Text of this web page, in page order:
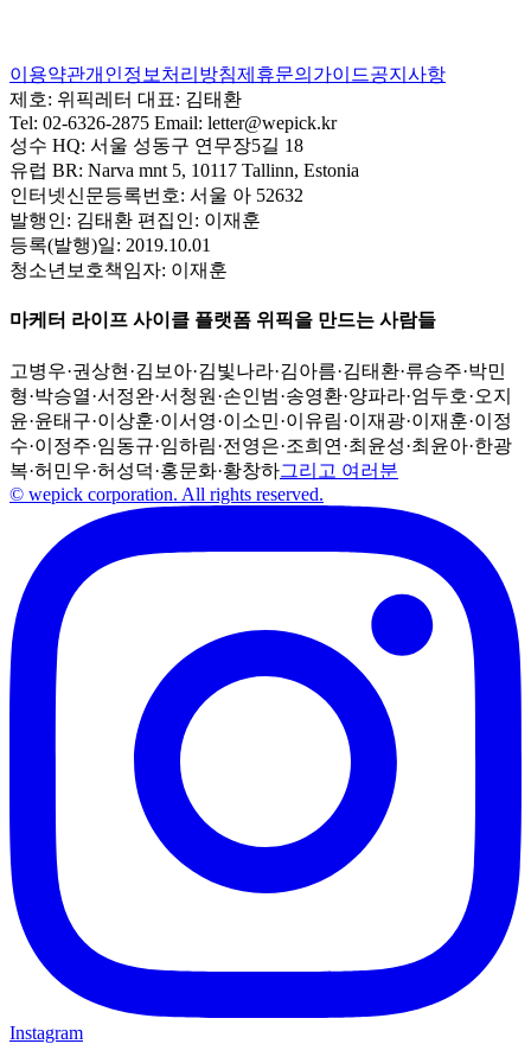
이용약관개인정보처리방침제휴문의 가이드공지사항
제호: 위픽레터 대표: 김태환
Tel: 02-6326-2875 Email: letter@wepick.kr
성수 HQ: 서울 성동구 연무장5길 18
유럽 BR: Narva mnt 5, 10117 Tallinn, Estonia
인터넷신문등록번호: 서울 아 52632
발행인: 김태환 편집인: 이재훈
등록(발행)일: 2019.10.01
청소년보호책임자: 이재훈
마케터 라이프 사이클 플랫폼 위픽을 만드는 사람들
고병우·권상현 ·김보아·김빛나라·김아름·김태환·류승주·박민
형·박승열·서정완·서청원 ·손인범·송영환·양파라·엄두호·오지
윤·윤태구·이상훈·이서영·이소민·이유림·이재광·이재훈·이정
수·이정주·임동규·임하림·전영은·조희연 ·최윤성·최윤아·한광
복·허민우·허성덕·홍문화·황창하그리고 여러분
© wepick corporation. All rights reserved.
Instagram